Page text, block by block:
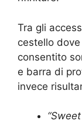
Tra gli
cestello
consentito
e barra di
invece